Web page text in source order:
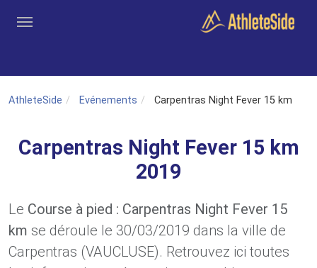
AthleteSide Evénements Carpentras Night Fever 15 km
Carpentras Night Fever 15 km
2019
Le Course à pied : Carpentras Night Fever 15
km se déroule le 30/03/2019 dans la ville de
Carpentras (VAUCLUSE). Retrouvez ici toutes